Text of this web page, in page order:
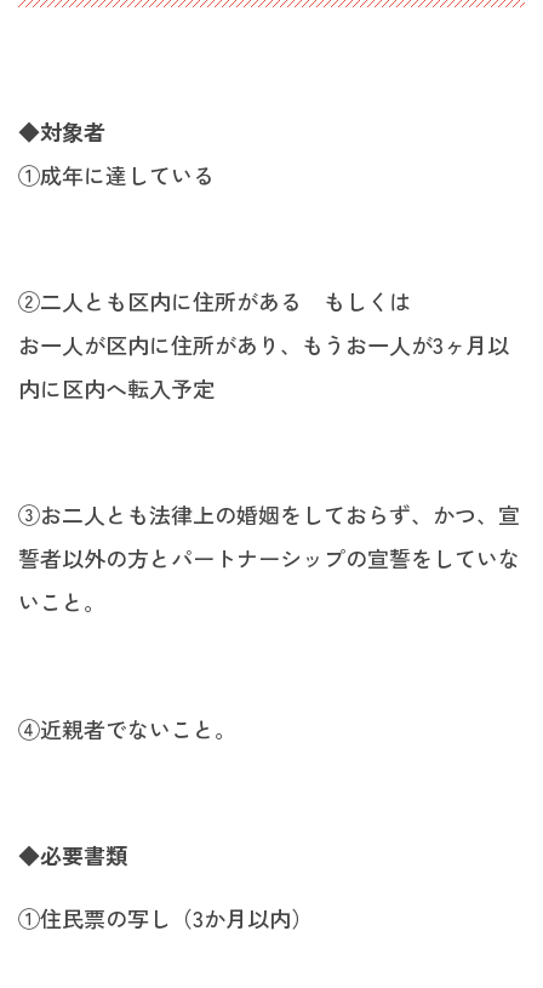
◆対象者
①成年に達している
②二人とも区内に住所がある もしくは
お一人が区内に住所があり、もうお一人が3ヶ月以
内に区内へ転入予定
③お二人とも法律上の婚姻をしておらず、かつ、宣
誓者以外の方とパートナーシップの宣誓をしていな
いこと。
④近親者でないこと。
◆必要書類
①住民票の写し（3か月以内）